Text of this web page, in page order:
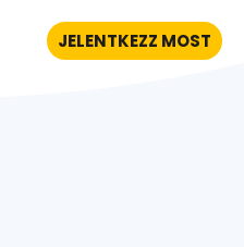
JELENTKEZZ MOST